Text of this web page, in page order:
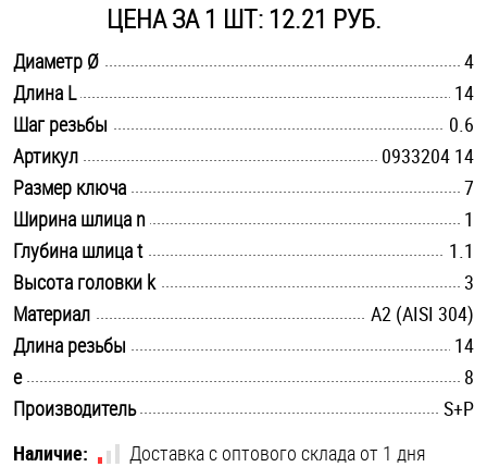
Стопорные кольца
Такелаж
Хомуты
Шайбы
Шпильки
Шплинты
Штифты и пальцы
ЦЕНА ЗА 1 ШТ: 12.21 РУБ.
Диаметр Ø
4
Длина L
14
Шаг резьбы
0.6
Артикул
0933204 14
Размер ключа
7
Ширина шлица n
1
Глубина шлица t
1.1
Высота головки k
3
Материал
А2 (AISI 304)
Длина резьбы
14
e
8
Производитель
S+P
Наличие:
Доставка с оптового склада от 1 дня